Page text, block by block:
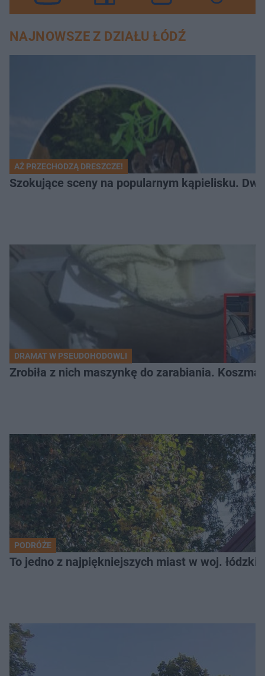
NAJNOWSZE Z DZIAŁU ŁÓDŹ
AŻ PRZECHODZĄ DRESZCZE!
Szokujące sceny na popularnym kąpielisku.
DRAMAT W PSEUDOHODOWLI
Zrobiła z nich maszynkę do zarabiania.
PODRÓŻE
To jedno z najpiękniejszych miast w woj.